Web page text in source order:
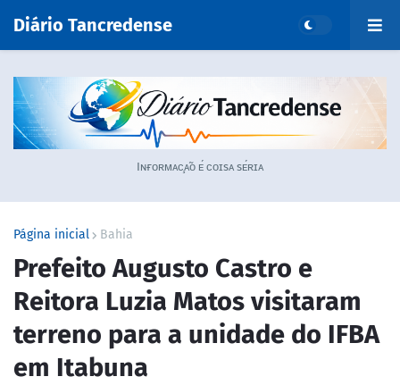
Diário Tancredense
Iɴғᴏʀᴍᴀᴄ̧ᴀ̃ᴏ ᴇ́ ᴄᴏɪsᴀ sᴇ́ʀɪᴀ
Página inicial Bahia
Prefeito Augusto Castro e
Reitora Luzia Matos visitaram
terreno para a unidade do IFBA
em Itabuna